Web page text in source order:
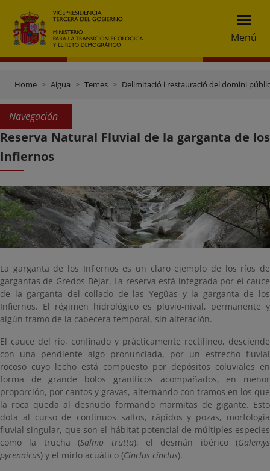
Menú
Home Aigua Temes Delimitació i restauració del domini
Navegación
Reserva Natural Fluvial de la garganta de los
Infiernos
La garganta de los Infiernos es un claro ejemplo de los ríos de
gargantas de Gredos-Béjar. La reserva está integrada por el cauce
de la garganta del collado de las Yegüas y la garganta de los
Infiernos. El régimen hidrológico es pluvio-nival, permanente y
algún tramo de la cabecera temporal, sin alteración.
El cauce del río, confinado y prácticamente rectilíneo, desciende
con una pendiente algo pronunciada, por un estrecho fluvial
rocoso cuyo lecho está compuesto por depósitos coluviales en
forma de grande bolos graníticos acompañados, en menor
proporción, por cantos y gravas, alternando con tramos en los que
la roca queda al desnudo formando marmitas de gigante. Esto
dota al curso de continuos saltos, rápidos y pozas, morfología
fluvial singular, que son el hábitat potencial de múltiples especies
como la trucha (Salmo trutta), el desmán ibérico (Galemys
pyrenaicus) y el mirlo acuático (Cinclus cinclus).